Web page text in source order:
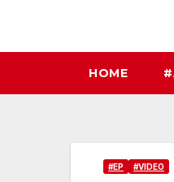
HOME
#EP #VIDEO